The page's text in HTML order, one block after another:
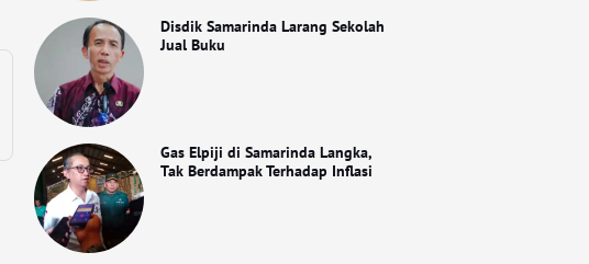
Disdik Samarinda Larang Sekolah
Jual Buku
Gas Elpiji di Samarinda Langka,
Tak Berdampak Terhadap Inflasi